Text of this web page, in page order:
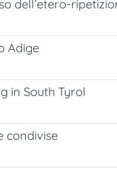
dell’etero-
Adige
in South Tyrol
condivise